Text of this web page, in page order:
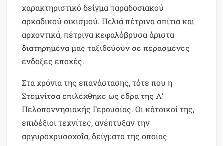
χαρακτηριστικό δείγμα παραδοσιακού
αρκαδικού οικισμού. Παλιά πέτρινα σπίτια και
αρχοντικά, πέτρινα κεφαλόβρυσα άριστα
διατηρημένα μας ταξιδεύουν σε περασμένες
ένδοξες εποχές.
Στα χρόνια της επανάστασης, τότε που η
Στεμνίτσα επιλέχθηκε ως έδρα της Α’
Πελοποννησιακής Γερουσίας. Οι κάτοικοί της,
επιδέξιοι τεχνίτες, ανέπτυξαν την
αργυροχρυσοχοΐα, δείγματα της οποίας